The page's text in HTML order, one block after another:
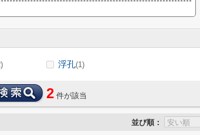
浮孔(1)
2 件が該当
並び順：